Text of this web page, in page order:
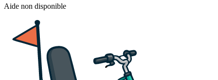
Aide non disponible